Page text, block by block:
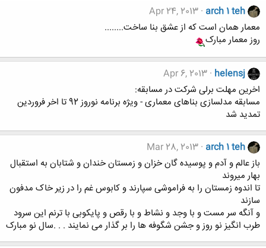
arch 1 teh
Apr 24, 2013
معمار همان است که از عشق بنا ساخت........
روز معمار مبارک
helensj
Apr 6, 2013
اخرین مهلت برلی شرکت در مسابقه:
مسابقه مدلسازی بناهای معماری - ویژه برنامه نوروز 92 تا اخر فروردین
تمدید شد
arch 1 teh
Mar 28, 2013
باز عالم و آدم و پوسیده گان خزان و زمستان خندان و شتابان به استقبال
بهار میروند
تا اندوه زمستان را به فراموشی سپارند و کابوس غم را در زیر خاک مدفون
سازند
و آنگه سر مست و با وجد و نشاط و با رقص و پایکوبی با ترنم این سرود
طرب انگیز نو روز و جشن شگوفه ها را بر گذار می نمایند . . .سال نو مبارک